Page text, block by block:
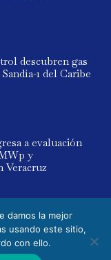
descubren gas
1 del Caribe
a evaluación
y
Veracruz
Powered by
damos la mejor
usando este sitio,
con ello.